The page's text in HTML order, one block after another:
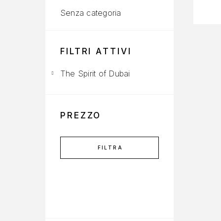
Senza categoria
FILTRI ATTIVI
The Spirit of Dubai
PREZZO
FILTRA